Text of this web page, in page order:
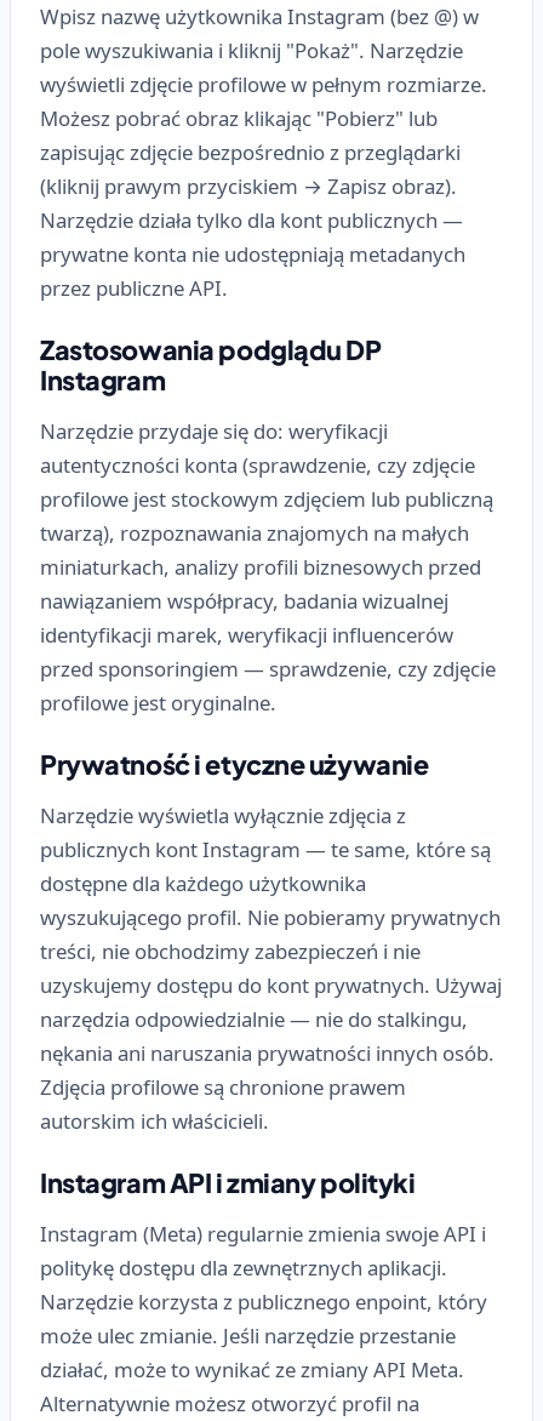
Wpisz nazwę użytkownika Instagram (bez @) w
pole wyszukiwania i kliknij "Pokaż". Narzędzie
wyświetli zdjęcie profilowe w pełnym rozmiarze.
Możesz pobrać obraz klikając "Pobierz" lub
zapisując zdjęcie bezpośrednio z przeglądarki
(kliknij prawym przyciskiem → Zapisz obraz).
Narzędzie działa tylko dla kont publicznych —
prywatne konta nie udostępniają metadanych
przez publiczne API.
Zastosowania podglądu DP
Instagram
Narzędzie przydaje się do: weryfikacji
autentyczności konta (sprawdzenie, czy zdjęcie
profilowe jest stockowym zdjęciem lub publiczną
twarzą), rozpoznawania znajomych na małych
miniaturkach, analizy profili biznesowych przed
nawiązaniem współpracy, badania wizualnej
identyfikacji marek, weryfikacji influencerów
przed sponsoringiem — sprawdzenie, czy zdjęcie
profilowe jest oryginalne.
Prywatność i etyczne używanie
Narzędzie wyświetla wyłącznie zdjęcia z
publicznych kont Instagram — te same, które są
dostępne dla każdego użytkownika
wyszukującego profil. Nie pobieramy prywatnych
treści, nie obchodzimy zabezpieczeń i nie
uzyskujemy dostępu do kont prywatnych. Używaj
narzędzia odpowiedzialnie — nie do stalkingu,
nękania ani naruszania prywatności innych osób.
Zdjęcia profilowe są chronione prawem
autorskim ich właścicieli.
Instagram API i zmiany polityki
Instagram (Meta) regularnie zmienia swoje API i
politykę dostępu dla zewnętrznych aplikacji.
Narzędzie korzysta z publicznego enpoint, który
może ulec zmianie. Jeśli narzędzie przestanie
działać, może to wynikać ze zmiany API Meta.
Alternatywnie możesz otworzyć profil na